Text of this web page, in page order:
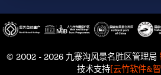
© 2002 - 2026 九寨沟风景名胜区管理局
技术支持[云竹软件&智